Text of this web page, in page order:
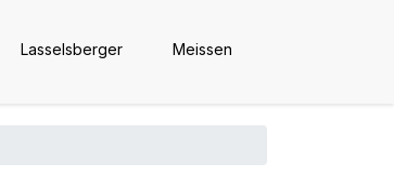
Lasselsberger Meissen